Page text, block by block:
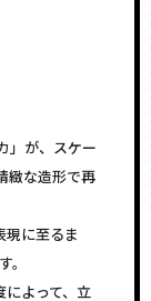
」が、スケー
緻な造形で再
に至るま
よって、立